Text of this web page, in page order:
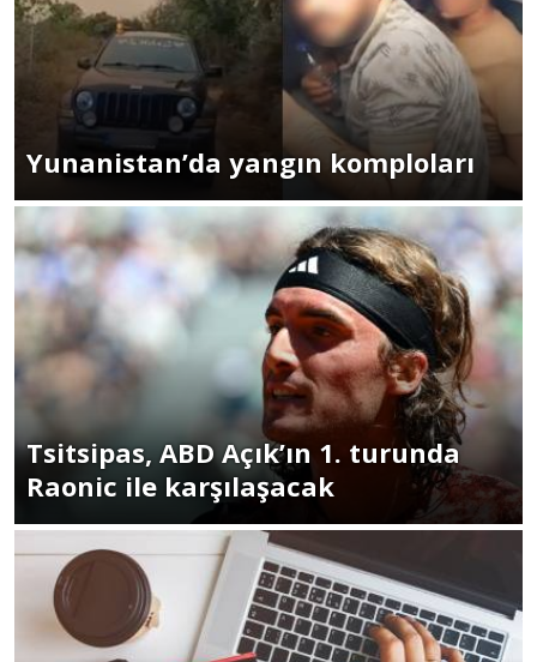
Yunanistan’da yangın komploları
Tsitsipas, ABD Açık’ın 1. turunda
Raonic ile karşılaşacak